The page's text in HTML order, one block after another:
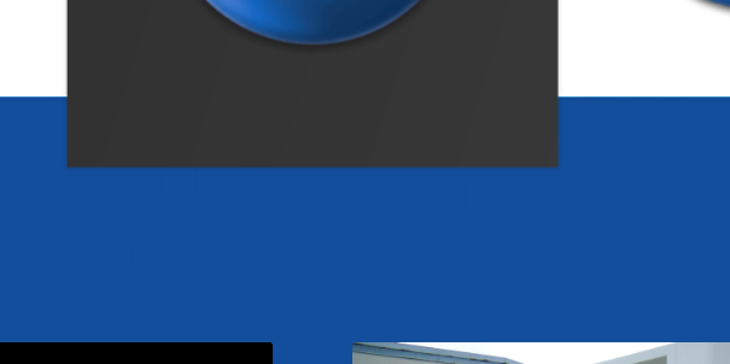
- Werbetechnik